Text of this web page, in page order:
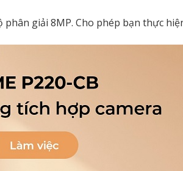
giải 8MP. Cho phép bạn thực